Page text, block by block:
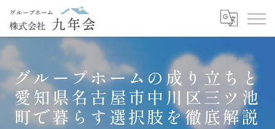
グループホームの成り立ちと
愛知県名古屋市中川区三ツ池
町で暮らす選択肢を徹底解説